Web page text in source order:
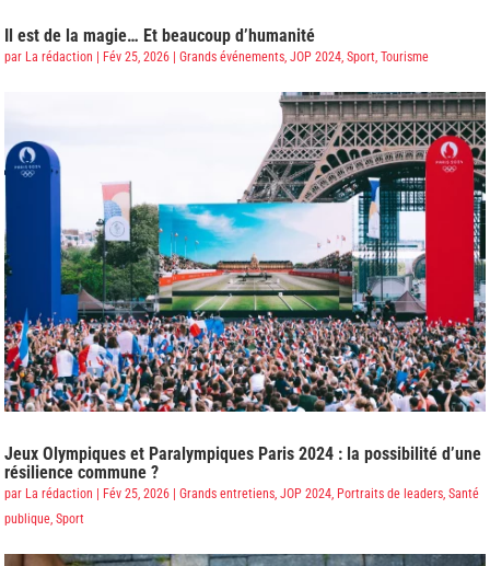
Il est de la magie… Et beaucoup d’humanité
par La rédaction | Fév 25, 2026 |Grands événements ,JOP 2024 ,Sport ,Tourisme
Jeux Olympiques et Paralympiques Paris 2024 : la possibilité d’une
résilience commune ?
par La rédaction | Fév 25, 2026 |Grands entretiens ,JOP 2024 Portraits de leaders ,Santé
publique ,Sport